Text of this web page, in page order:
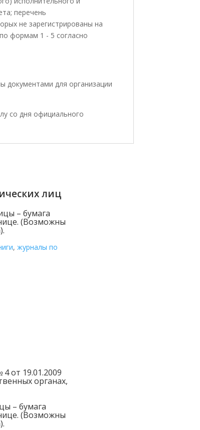
перечень
не зарегистрированы на
формам 1 - 5 согласно
документами для организации
со дня официального
лиц
– бумага
(Возможны
, журналы по
от 19.01.2009
органах,
– бумага
(Возможны